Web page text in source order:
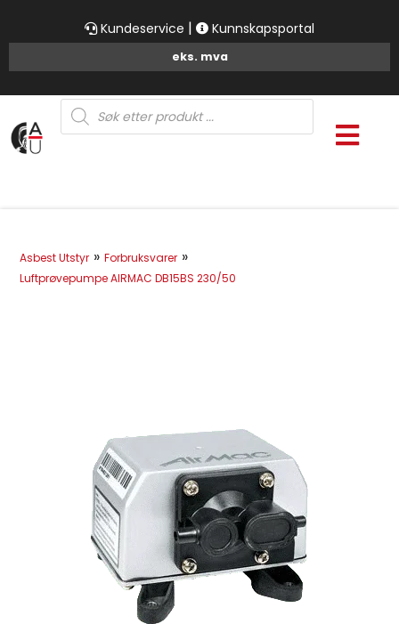
Kundeservice | Kunnskapsportal
Products
search
Asbest Utstyr » Forbruksvarer »
Luftprøvepumpe AIRMAC DB15BS 230/50